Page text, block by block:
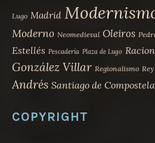
Lugo Madrid
Moderno Neomedieval Oleiros
Estellés Pescadería Plaza de Lugo
González Villar Regionalismo
Andrés Santiago de Compostela
COPYRIGHT